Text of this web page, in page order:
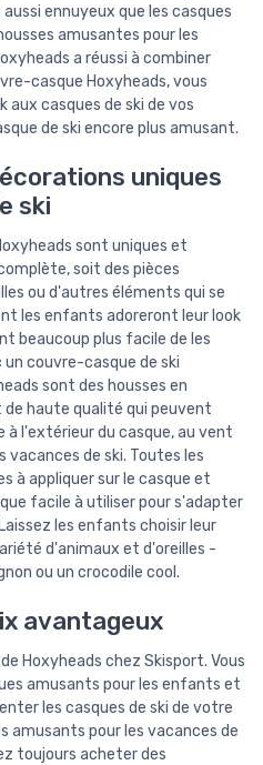
ennuyeux que les casques
amusantes pour les
a réussi à combiner
casque Hoxyheads, vous
aux casques de ski de vos
de ski encore plus amusant.
uniques
ski
sont uniques et
soit des pièces
ou d'autres éléments qui se
les enfants adoreront leur look
beaucoup plus facile de les
couvre-casque de ski
sont des housses en
haute qualité qui peuvent
à l'extérieur du casque, au vent
de ski. Toutes les
à appliquer sur le casque et
facile à utiliser pour s'adapter
les enfants choisir leur
d'animaux et d'oreilles -
ou un crocodile cool.
avantageux
Hoxyheads chez Skisport. Vous
amusants pour les enfants et
les casques de ski de votre
amusants pour les vacances de
toujours acheter des